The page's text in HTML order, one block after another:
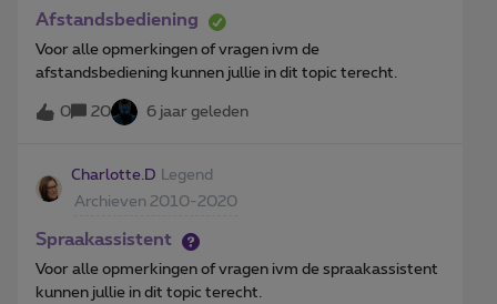
Afstandsbediening
Voor alle opmerkingen of vragen ivm de
afstandsbediening kunnen jullie in dit topic terecht.
0 20 6 jaar geleden
Charlotte.D
Legend
Archieven 2010-2020
Spraakassistent
Voor alle opmerkingen of vragen ivm de spraakassistent
kunnen jullie in dit topic terecht.